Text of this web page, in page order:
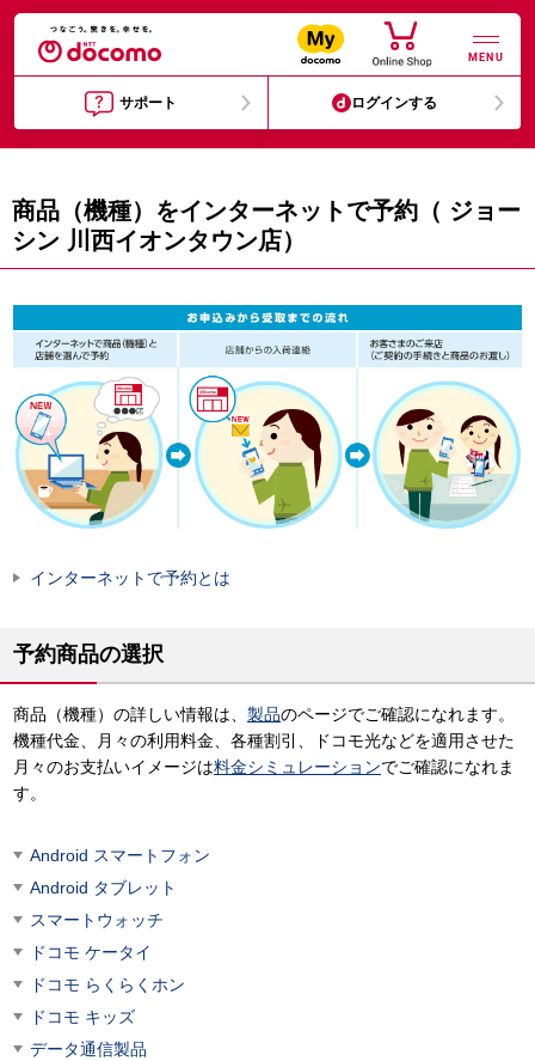
MENU
サポート ログインする
商品（機種）をインターネットで予約（ ジョー
シン 川西イオンタウン店）
インターネットで予約とは
予約商品の選択
商品（機種）の詳しい情報は、 製品のページでご確認になれます。
機種代金、月々の利用料金、各種割引、ドコモ光などを適用させた
月々のお支払いイメージは料金シミュレーションでご確認になれま
す。
Android スマートフォン
Android タブレット
スマートウォッチ
ドコモ ケータイ
ドコモ らくらくホン
ドコモ キッズ
データ通信製品